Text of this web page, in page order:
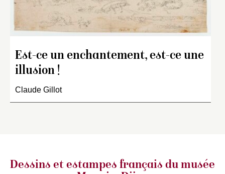
Est-ce un enchantement, est-ce une
illusion !
Claude Gillot
Dessins et estampes français du musée